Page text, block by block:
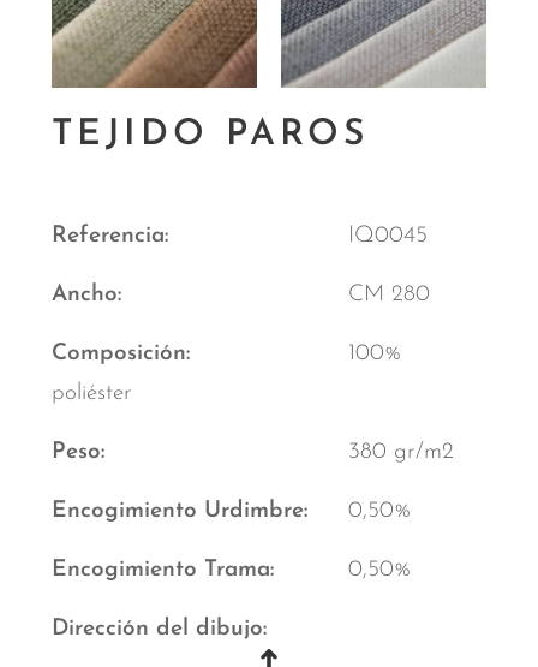
TEJIDO PAROS
Referencia IQ0045
Ancho CM 280
Composición
100%
poliéster
Peso 380 gr/m2
Encogimiento Urdimbre 0,50%
Encogimiento Trama 0,50%
Dirección del dibujo